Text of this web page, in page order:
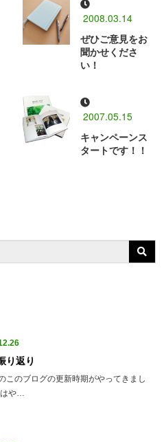
2008.03.14
ぜひご意見をお
聞かせくださ
い！
2007.05.15
キャンペーンス
タートです！！
り返り
このブログの更新時期がやってきまし
はや…